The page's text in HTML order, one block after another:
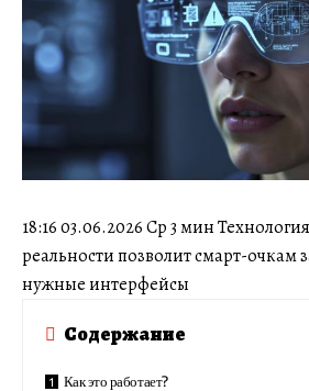
18:16 03.06.2026 Ср 3 мин
реальности позволит смарт-очкам
нужные интерфейсы
Содержание
Как это работает?